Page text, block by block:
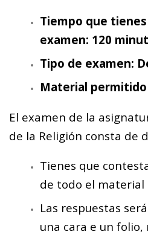
Tiempo que
examen: 120
Tipo de examen:
Material permitido
El examen de la
de la Religión consta de
Tienes que
de todo el material
Las respuestas
una cara e un